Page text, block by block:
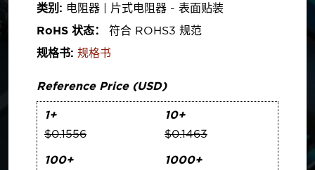
类别: 电阻器 | 片式电阻器 - 表面贴装
RoHS 状态：
符合 ROHS3 规范
规格书: 规格书
Reference Price (USD)
1+
$0.1556
10+
$0.1463
100+
1000+